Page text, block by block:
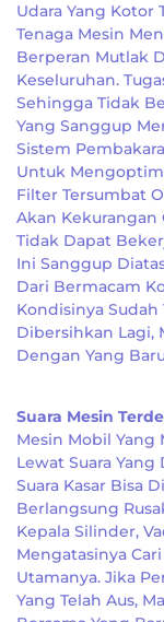
Udara Yang Kotor
Tenaga Mesin
Berperan Mutlak
Keseluruhan.
Sehingga Tidak
Yang Sanggup
Sistem
Untuk
Filter Tersumbat
Akan Kekurangan
Tidak Dapat
Ini Sanggup
Dari Bermacam
Kondisinya
Dibersihkan Lagi,
Dengan Yang
Suara Mesin
Mesin Mobil Yang
Lewat Suara
Suara Kasar Bisa
Berlangsung
Kepala Silinder,
Mengatasinya
Utamanya. Jika
Yang Telah Aus,